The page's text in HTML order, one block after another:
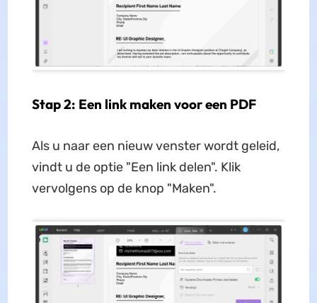
Stap 2: Een link maken voor een PDF
Als u naar een nieuw venster wordt geleid,
vindt u de optie "Een link delen". Klik
vervolgens op de knop "Maken".